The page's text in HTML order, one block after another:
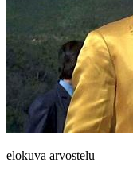
elokuva arvostelu